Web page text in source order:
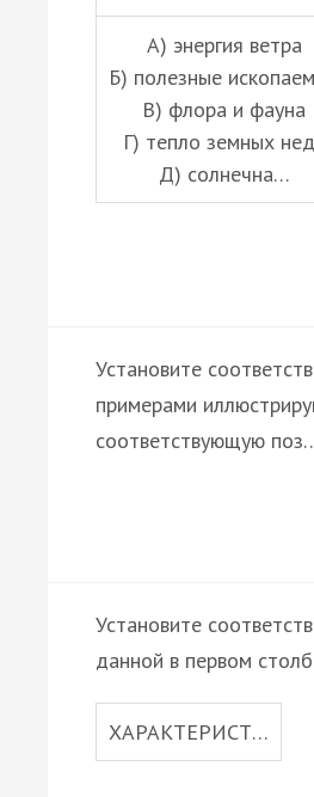
А) энергия ветра
Б) полезные
В) флора и фауна
Г) тепло земных
Д) солнечна…
Установите
примерами
соответствующую
Установите
данной в первом
ХАРАКТЕРИСТ…